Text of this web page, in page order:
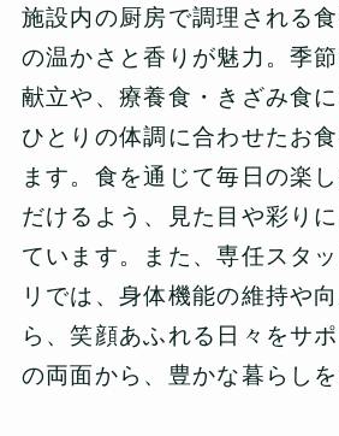
施設内の厨房で調理される
の温かさと香りが魅力。季
献立や、療養食・きざみ食
ひとりの体調に合わせたお
ます。食を通じて毎日の楽
だけるよう、見た目や彩り
ています。また、専任スタ
リでは、身体機能の維持や
ら、笑顔あふれる日々をサ
の両面から、豊かな暮らしを